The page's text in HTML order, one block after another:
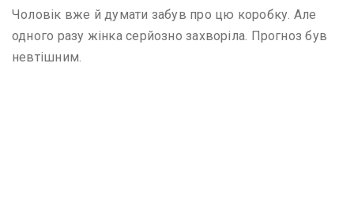
Чоловік вже й думати забув про цю коробку. Але
одного разу жінка серйозно захворіла. Прогноз був
невтішним.